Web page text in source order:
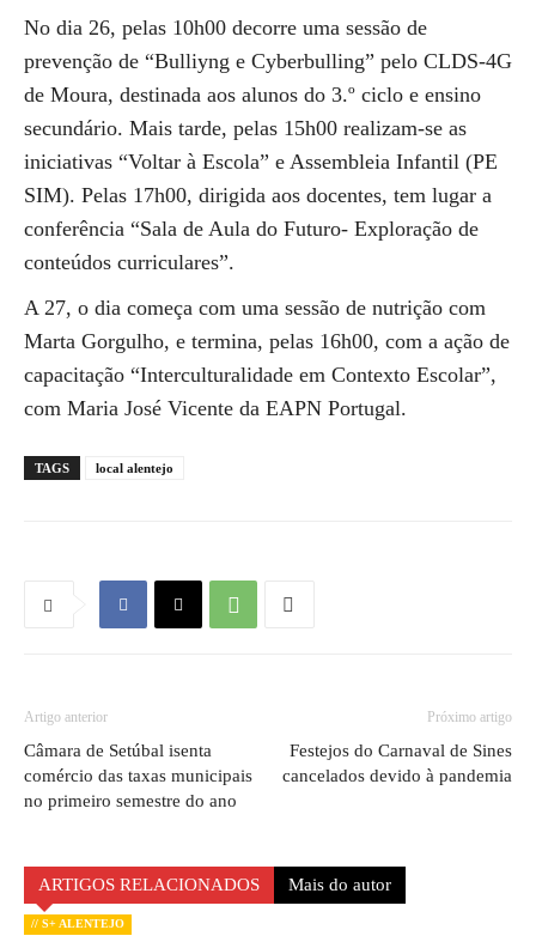
No dia 26, pelas 10h00 decorre uma sessão de
prevenção de “Bulliyng e Cyberbulling” pelo CLDS-4G
de Moura, destinada aos alunos do 3.º ciclo e ensino
secundário. Mais tarde, pelas 15h00 realizam-se as
iniciativas “Voltar à Escola” e Assembleia Infantil (PE
SIM). Pelas 17h00, dirigida aos docentes, tem lugar a
conferência “Sala de Aula do Futuro- Exploração de
conteúdos curriculares”.
A 27, o dia começa com uma sessão de nutrição com
Marta Gorgulho, e termina, pelas 16h00, com a ação de
capacitação “Interculturalidade em Contexto Escolar”,
com Maria José Vicente da EAPN Portugal.
TAGS local alentejo
Artigo anterior
Câmara de Setúbal isenta
comércio das taxas municipais
no primeiro semestre do ano
Próximo artigo
Festejos do Carnaval de Sines
cancelados devido à pandemia
ARTIGOS RELACIONADOS Mais do autor
// S+ ALENTEJO